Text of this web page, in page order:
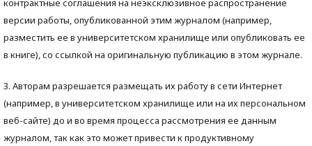
контрактные соглашения на неэксклюзивное распространение
версии работы, опубликованной этим журналом (например,
разместить ее в университетском хранилище или опубликовать ее
в книге), со ссылкой на оригинальную публикацию в этом журнале.
3. Авторам разрешается размещать их работу в сети Интернет
(например, в университетском хранилище или на их персональном
веб-сайте) до и во время процесса рассмотрения ее данным
журналом, так как это может привести к продуктивному